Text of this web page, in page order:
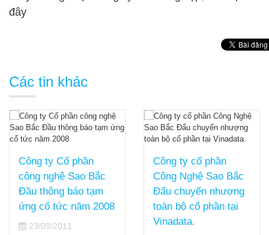
đây
Các tin khác
Công ty Cổ phần
công nghệ Sao Bắc
Đầu thông báo tạm
ứng cổ tức năm 2008
23/09/2011
Công ty cổ phần
Công Nghệ Sao Bắc
Đẩu chuyển nhượng
toàn bộ cổ phần tại
Vinadata.